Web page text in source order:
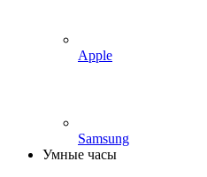
Apple
Samsung
Умные часы